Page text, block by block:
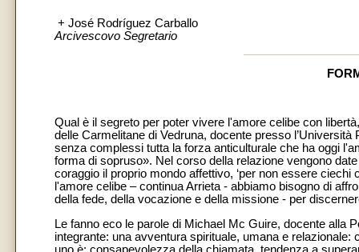
+ José Rodríguez Carballo
Arcivescovo Segretario
Qual è il segreto per poter vivere l'amore celibe con
delle Carmelitane di Vedruna, docente presso
senza complessi tutta la forza anticulturale che ha oggi
forma di sopruso». Nel corso della relazione vengono
coraggio il proprio mondo affettivo, ‘per non essere ciechi
l'amore celibe – continua Arrieta - abbiamo bisogno di
della fede, della vocazione e della missione - per
Le fanno eco le parole di Michael Mc Guire, docente alla
integrante: una avventura spirituale, umana e
uno è: consapevolezza della chiamata, tendenza a